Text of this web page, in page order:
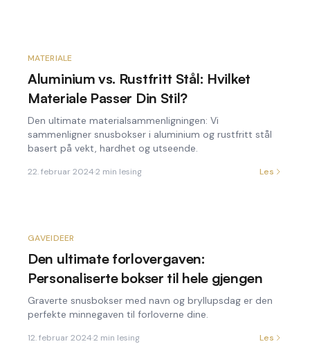
MATERIALE
Aluminium vs. Rustfritt Stål: Hvilket
Materiale Passer Din Stil?
Den ultimate materialsammenligningen: Vi
sammenligner snusbokser i aluminium og rustfritt stål
basert på vekt, hardhet og utseende.
22. februar 2024·2 min lesing Les
GAVEIDEER
Den ultimate forlovergaven:
Personaliserte bokser til hele gjengen
Graverte snusbokser med navn og bryllupsdag er den
perfekte minnegaven til forloverne dine.
12. februar 2024·2 min lesing Les